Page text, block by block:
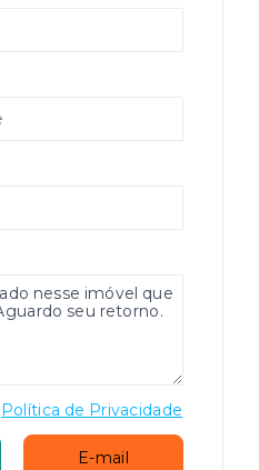
Política de Privacidade
E-mail